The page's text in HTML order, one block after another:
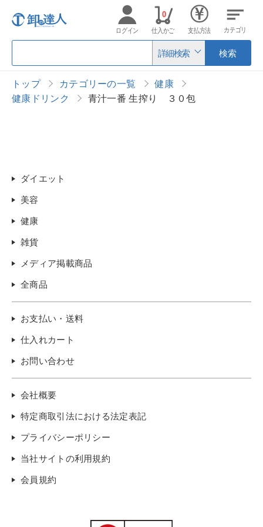
詳細検索 検索
ログイン 仕入かご
0
支払方法 カテゴリ
トップ カテゴリーの一覧
健康
健康ドリンク
青汁一番 生搾り ３０包
ダイエット
美容
健康
雑貨
メディア掲載商品
全商品
お支払い・送料
仕入れカート
お問い合わせ
会社概要
特定商取引法における法定表記
プライバシーポリシー
当社サイトの利用規約
会員規約